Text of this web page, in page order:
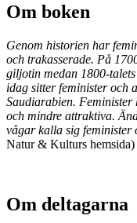
Om boken
Genom historien har
och trakasserade. På
giljotin medan 1800-
idag sitter feminister och
Saudiarabien.
och mindre attraktiva.
vågar kalla sig feminister
Natur & Kulturs hemsida)
Om deltagarna